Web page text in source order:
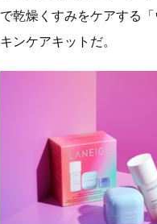
で乾燥くすみをケアする
キンケアキットだ。